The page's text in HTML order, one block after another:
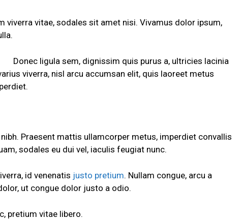
viverra vitae, sodales sit amet nisi. Vivamus dolor ipsum,
Donec ligula sem, dignissim quis purus a, ultricies lacinia
viverra, nisl arcu accumsan elit, quis laoreet metus
Praesent mattis ullamcorper metus, imperdiet convallis
sodales eu dui vel, iaculis feugiat nunc.
id venenatis justo pretium. Nullam congue, arcu a
ut congue dolor justo a odio.
pretium vitae libero.